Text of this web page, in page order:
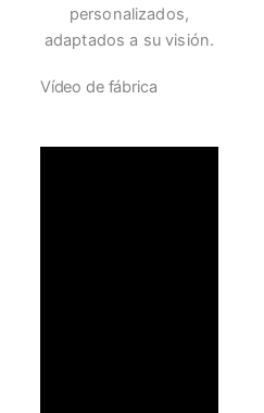
personalizados,
adaptados a su visión.
Vídeo de fábrica